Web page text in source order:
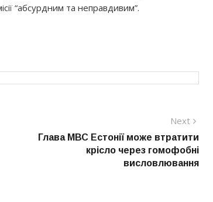
“абсурдним та неправдивим”.
Next
Глава МВС Естонії може втратити
крісло через гомофобні
висловлювання